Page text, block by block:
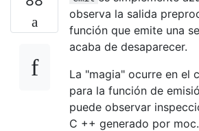
observa la salida
función que emite una
acaba de desaparecer.
La "magia" ocurre en el
para la función de
puede observar
C ++ generado por moc.